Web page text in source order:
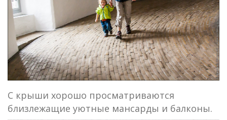
C крыши хорошо просматриваются
близлежащие уютные мансарды и балконы.